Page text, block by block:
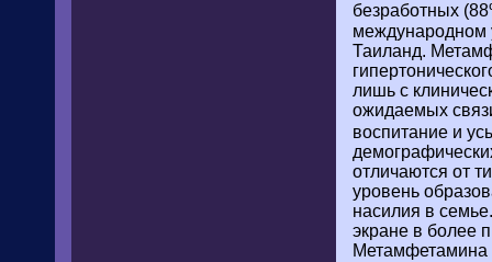
безработных
международном
Таиланд.
лишь с
ожидаемых
воспитание и
отличаются от
уровень
насилия в
экране в более
Метамфетамина